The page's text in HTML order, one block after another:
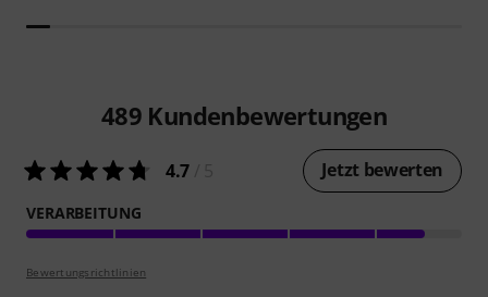
489 Kundenbewertungen
4.7 Jetzt bewerten
VERARBEITUNG
Bewertungsrichtlinien